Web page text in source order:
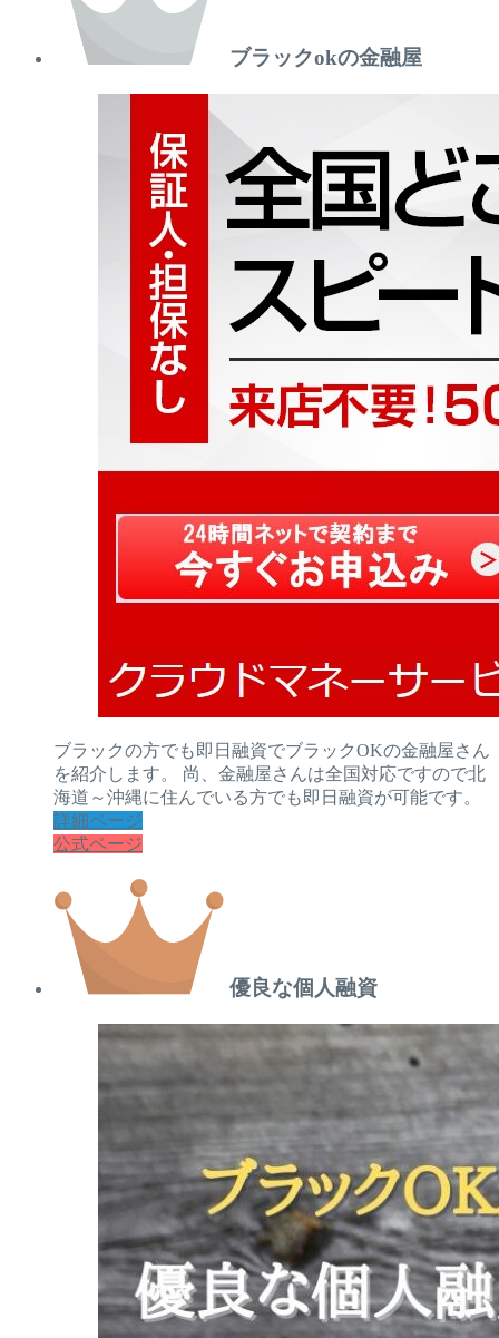
ブラックokの金融屋
ブラックの方でも即日融資でブラックOKの金融屋さん
を紹介します。 尚、金融屋さんは全国対応ですので北
海道～沖縄に住んでいる方でも即日融資が可能です。
詳細ページ
公式ページ
優良な個人融資